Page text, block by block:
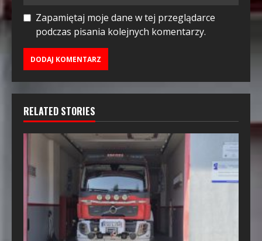
Zapamiętaj moje dane w tej przeglądarce
podczas pisania kolejnych komentarzy.
RELATED STORIES